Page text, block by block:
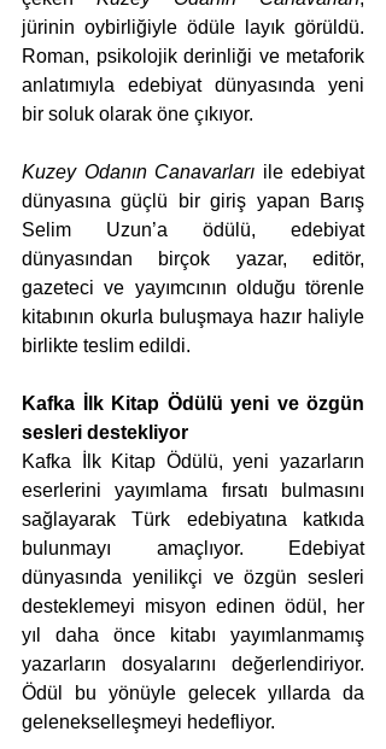
jürinin oybirliğiyle ödüle layık görüldü.
Roman, psikolojik derinliği ve metaforik
anlatımıyla edebiyat dünyasında yeni
bir soluk olarak öne çıkıyor.
Kuzey Odanın Canavarları ile edebiyat
dünyasına güçlü bir giriş yapan Barış
Selim Uzun’a ödülü, edebiyat
dünyasından birçok yazar, editör,
gazeteci ve yayımcının olduğu törenle
kitabının okurla buluşmaya hazır haliyle
birlikte teslim edildi.
Kafka İlk Kitap Ödülü yeni ve özgün
sesleri destekliyor
Kafka İlk Kitap Ödülü, yeni yazarların
eserlerini yayımlama fırsatı bulmasını
sağlayarak Türk edebiyatına katkıda
bulunmayı amaçlıyor. Edebiyat
dünyasında yenilikçi ve özgün sesleri
desteklemeyi misyon edinen ödül, her
yıl daha önce kitabı yayımlanmamış
yazarların dosyalarını değerlendiriyor.
Ödül bu yönüyle gelecek yıllarda da
gelenekselleşmeyi hedefliyor.